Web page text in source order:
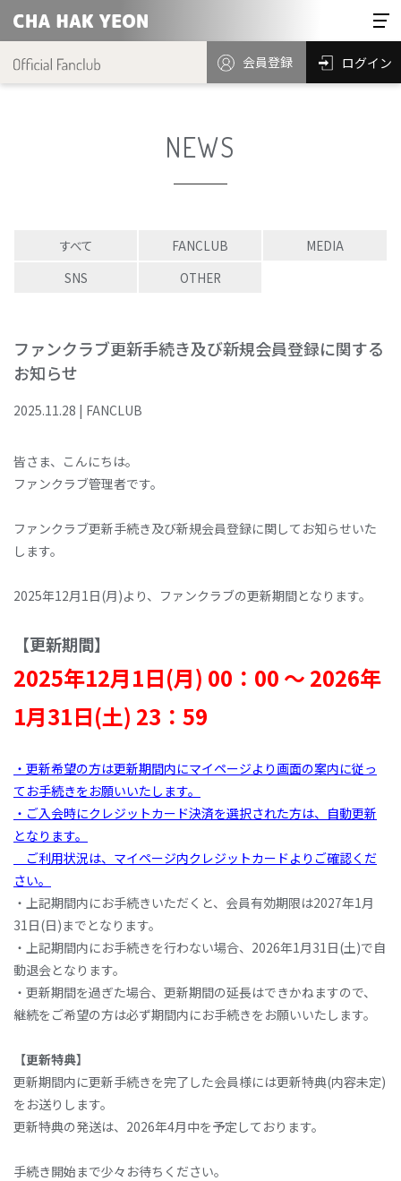
会員登録 ログイン
NEWS
すべて FANCLUB
MEDIA
SNS
OTHER
ファンクラブ更新手続き及び新規会員登録に関する
お知らせ
2025.11.28 | FANCLUB
皆さま、こんにちは。
ファンクラブ管理者です。
ファンクラブ更新手続き及び新規会員登録に関してお知らせいた
します。
2025年12月1日(月)より、ファンクラブの更新期間となります。
【更新期間】
2025年12月1日(月) 00：00 ～ 2026年
1月31日(土) 23：59
・更新希望の方は更新期間内にマイページより画面の案内に従っ
てお手続きをお願いいたします。
・ご入会時にクレジットカード決済を選択された方は、自動更新
となります。
ご利用状況は、マイページ内クレジットカードよりご確認くだ
さい。
・上記期間内にお手続きいただくと、会員有効期限は2027年1月
31日(日)までとなります。
・上記期間内にお手続きを行わない場合、2026年1月31日(土)で自
動退会となります。
・更新期間を過ぎた場合、更新期間の延長はできかねますので、
継続をご希望の方は必ず期間内にお手続きをお願いいたします。
【更新特典】
更新期間内に更新手続きを完了した会員様には更新特典(内容未定)
をお送りします。
更新特典の発送は、2026年4月中を予定しております。
手続き開始まで少々お待ちください。